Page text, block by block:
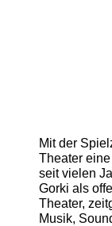
Mit der
Theater
seit vielen
Gorki als
Theater,
Musik,